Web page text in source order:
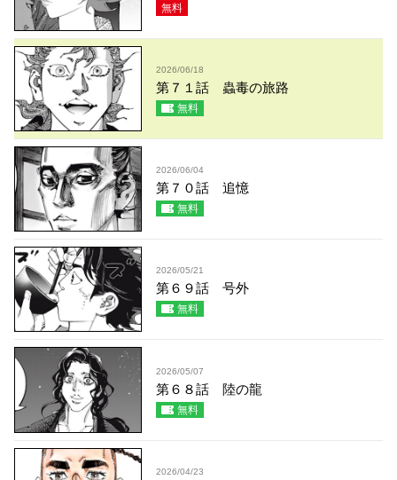
無料
2026/06/18
第７１話 蟲毒の旅路
無料
2026/06/04
第７０話 追憶
無料
2026/05/21
第６９話 号外
無料
2026/05/07
第６８話 陸の龍
無料
2026/04/23